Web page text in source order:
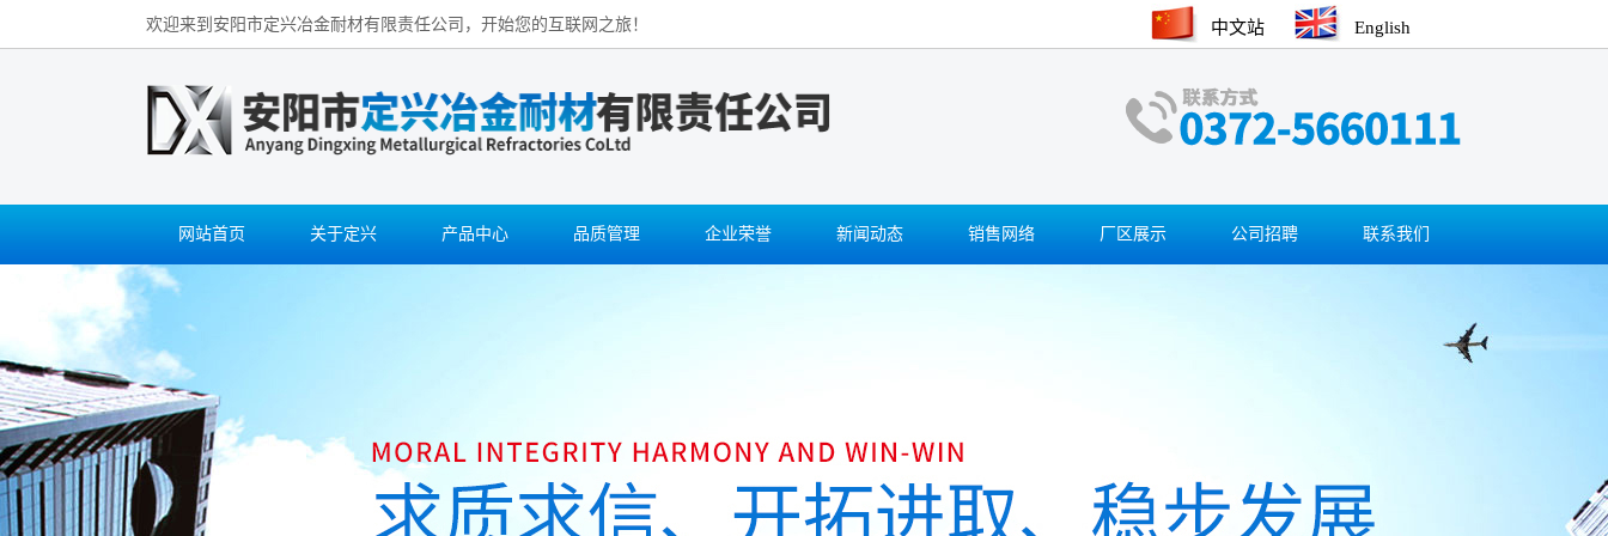
欢迎来到安阳市定兴冶金耐材有限责任公司，开始您的互联网之旅！ 中文站 English
网站首页 关于定兴 产品中心 品质管理 企业荣誉 新闻动态 销售网络 厂区展示 公司招聘 联系我们